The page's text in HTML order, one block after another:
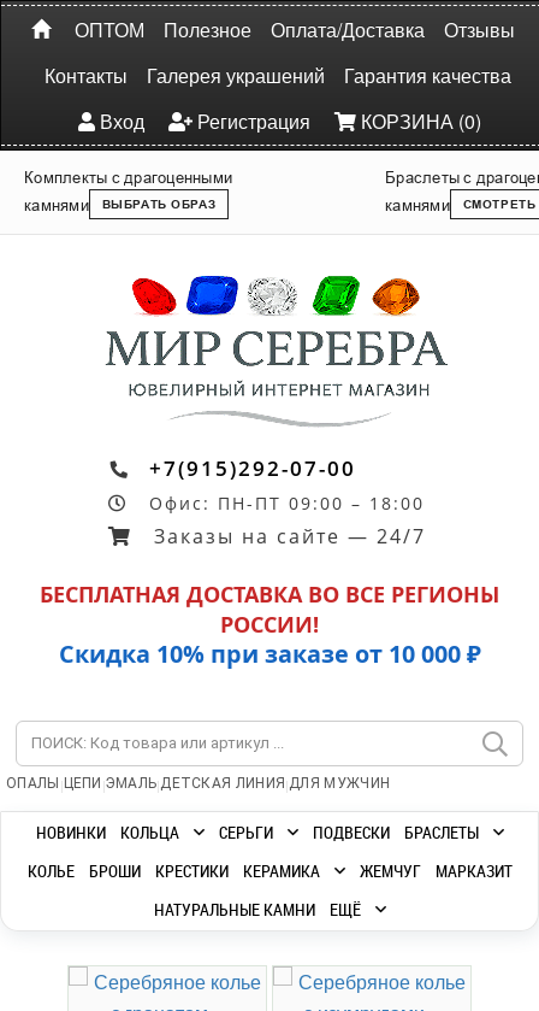
ОПТОМ Полезное Оплата/Доставка
Отзывы
Контакты
Галерея украшений
Гарантия качества
Вход
Регистрация КОРЗИНА (0)
Комплекты с драгоценными
камнями
ВЫБРАТЬ ОБРАЗ
Браслеты с
камнями
СМОТРЕТЬ
+7(915)292-07-00
Офис: ПН-ПТ 09:00 – 18:00
Заказы на сайте — 24/7
БЕСПЛАТНАЯ ДОСТАВКА ВО ВСЕ РЕГИОНЫ
РОССИИ!
Скидка 10% при заказе от 10 000 ₽
ОПАЛЫ | ЦЕПИ |ЭМАЛЬ|ДЕТСКАЯ ЛИНИЯ |ДЛЯ МУЖЧИН
НОВИНКИ КОЛЬЦА СЕРЬГИ ПОДВЕСКИ
БРАСЛЕТЫ
КОЛЬЕ
БРОШИ КРЕСТИКИ КЕРАМИКА ЖЕМЧУГ
МАРКАЗИТ
НАТУРАЛЬНЫЕ КАМНИ
ЕЩЁ